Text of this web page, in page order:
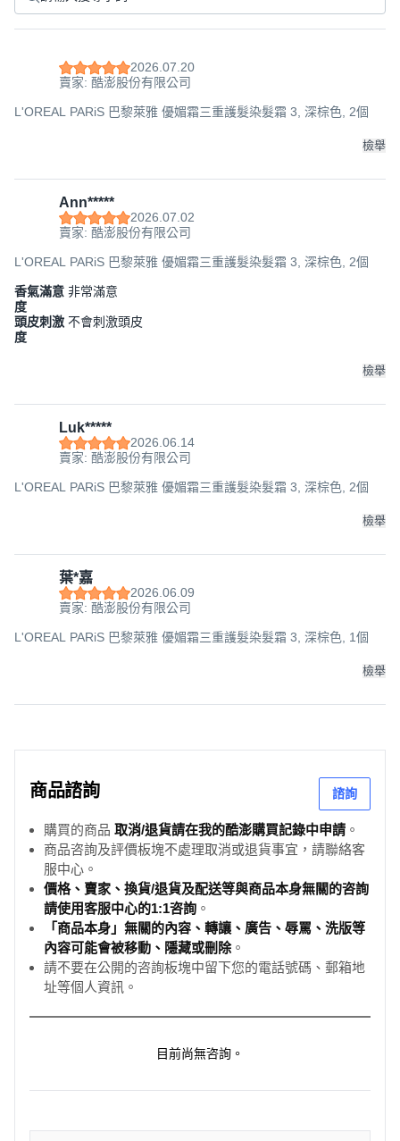
2026.07.20
賣家: 酷澎股份有限公司
L'OREAL PARiS 巴黎萊雅 優媚霜三重護髮染髮霜 3, 深棕色, 2個
檢舉
Ann*****
2026.07.02
賣家: 酷澎股份有限公司
L'OREAL PARiS 巴黎萊雅 優媚霜三重護髮染髮霜 3, 深棕色, 2個
香氣滿意
度
非常滿意
頭皮刺激
度
不會刺激頭皮
檢舉
Luk*****
2026.06.14
賣家: 酷澎股份有限公司
L'OREAL PARiS 巴黎萊雅 優媚霜三重護髮染髮霜 3, 深棕色, 2個
檢舉
葉*嘉
2026.06.09
賣家: 酷澎股份有限公司
L'OREAL PARiS 巴黎萊雅 優媚霜三重護髮染髮霜 3, 深棕色, 1個
檢舉
商品諮詢 諮詢
購買的商品 取消/退貨請在我的酷澎購買記錄中申請 。
商品咨詢及評價板塊不處理取消或退貨事宜，請聯絡客
服中心。
價格、賣家、換貨/退貨及配送等與商品本身無關的咨詢
請使用客服中心的1:1咨詢 。
「商品本身」無關的內容、轉讓、廣告、辱罵、洗版等
內容可能會被移動、隱藏或刪除。
請不要在公開的咨詢板塊中留下您的電話號碼、郵箱地
址等個人資訊。
目前尚無咨詢。